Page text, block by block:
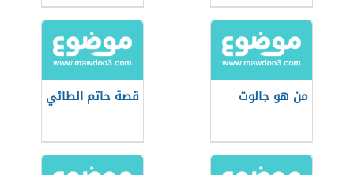
من هو جالوت قصة حاتم الطائي